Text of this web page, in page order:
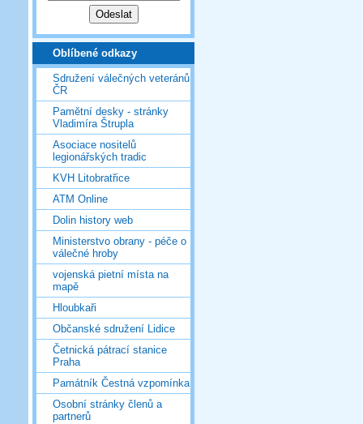
Oblíbené odkazy
Sdružení válečných veteránů
ČR
Pamětní desky - stránky
Vladimíra Štrupla
Asociace nositelů
legionářských tradic
KVH Litobratřice
ATM Online
Dolin history web
Ministerstvo obrany - péče o
válečné hroby
vojenská pietní místa na
mapě
Hloubkaři
Občanské sdružení Lidice
Četnická pátrací stanice
Praha
Památník Čestná vzpomínka
Osobní stránky členů a
partnerů